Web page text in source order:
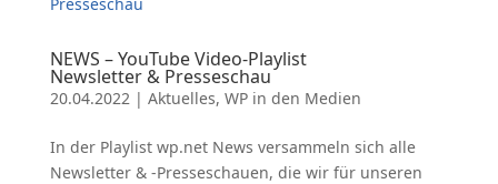
NEWS – YouTube Video-Playlist
Newsletter & Presseschau
20.04.2022| Aktuelles, WP in den Medien
In der Playlist wp.net News versammeln sich alle
Newsletter & -Presseschauen, die wir für unseren